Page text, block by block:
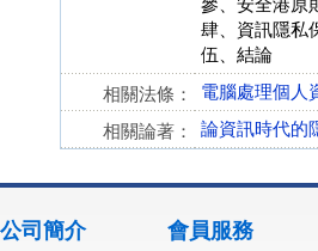
參、安全港原
肆、資訊隱私
伍、結論
相關法條： 電腦處理個人
相關論著： 論資訊時代的
公司簡介 會員服務